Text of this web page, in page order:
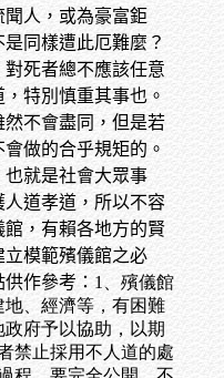
人，或為豪富鉅
同樣遭此厄難麼？
死者總不應該任意
特別慎重其事也。
不會盡同，但是若
做的合乎規矩的。
就是社會大眾事
道孝道，所以不容
，有賴各地方的賢
模範殯儀館之必
供作參考：1、殯儀館
、經濟等，有困難
府予以協助，以期
禁止採用不人道的處